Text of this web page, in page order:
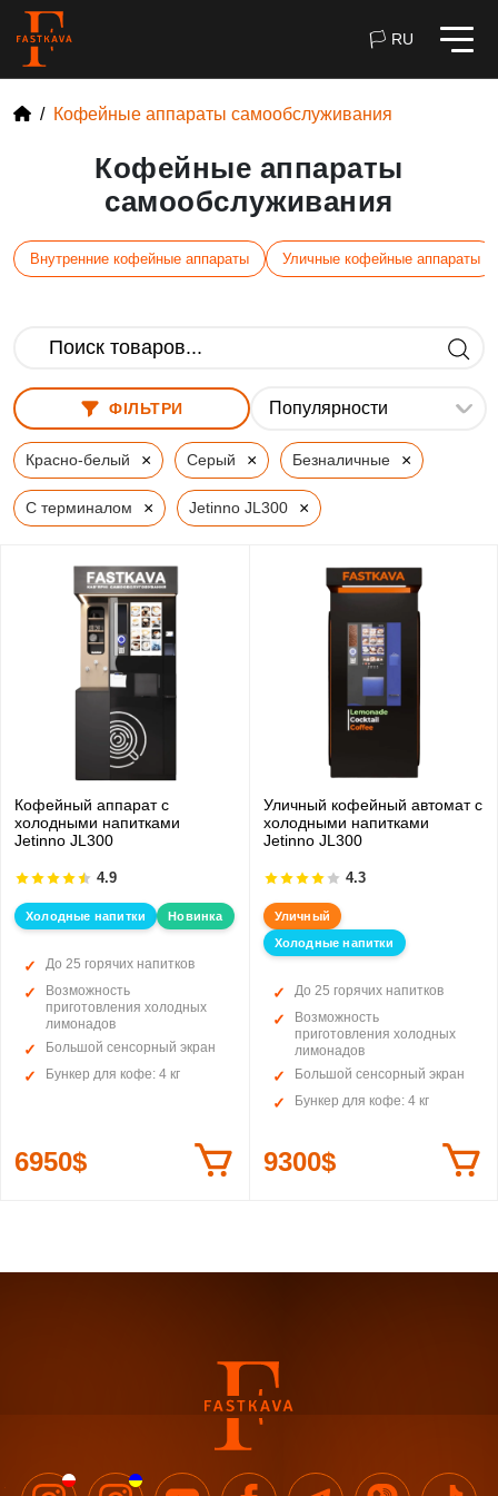
🏳 RU
Кофейные аппараты самообслуживания
Кофейные аппараты
самообслуживания
Внутренние кофейные аппараты Уличные кофейные аппараты
ФІЛЬТРИ
Красно-белый × Серый × Безналичные ×
С терминалом × Jetinno JL300 ×
Кофейный аппарат с
холодными напитками
Jetinno JL300
4.9
Холодные напитки Новинка
До 25 горячих напитков
Возможность
приготовления холодных
лимонадов
Большой сенсорный экран
Бункер для кофе: 4 кг
6950$
Уличный кофейный автомат с
холодными напитками
Jetinno JL300
4.3
Уличный
Холодные напитки
До 25 горячих напитков
Возможность
приготовления холодных
лимонадов
Большой сенсорный экран
Бункер для кофе: 4 кг
9300$